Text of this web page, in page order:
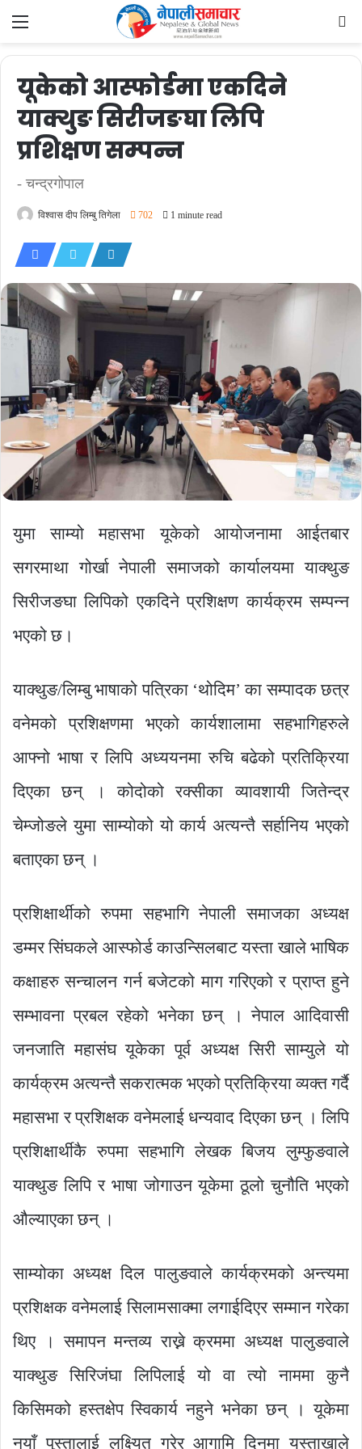
Menu
यूकेको आस्फोर्डमा एकदिने
याक्थुङ सिरीजङघा लिपि
प्रशिक्षण सम्पन्न
- चन्द्रगोपाल
विश्वास दीप लिम्बु तिगेला 702 1 minute read
युमा साम्यो महासभा यूकेको आयोजनामा आईतबार
सगरमाथा गोर्खा नेपाली समाजको कार्यालयमा याक्थुङ
सिरीजङघा लिपिको एकदिने प्रशिक्षण कार्यक्रम सम्पन्न
भएको छ।
याक्थुङ/लिम्बु भाषाको पत्रिका ‘थोदिम’ का सम्पादक छत्र
वनेमको प्रशिक्षणमा भएको कार्यशालामा सहभागिहरुले
आफ्नो भाषा र लिपि अध्ययनमा रुचि बढेको प्रतिक्रिया
दिएका छन् । कोदोको रक्सीका व्यावशायी जितेन्द्र
चेम्जोङले युमा साम्योको यो कार्य अत्यन्तै सर्हानिय भएको
बताएका छन् ।
प्रशिक्षार्थीको रुपमा सहभागि नेपाली समाजका अध्यक्ष
डम्मर सिंघकले आस्फोर्ड काउन्सिलबाट यस्ता खाले भाषिक
कक्षाहरु सन्चालन गर्न बजेटको माग गरिएको र प्राप्त हुने
सम्भावना प्रबल रहेको भनेका छन् । नेपाल आदिवासी
जनजाति महासंघ यूकेका पूर्व अध्यक्ष सिरी साम्युले यो
कार्यक्रम अत्यन्तै सकरात्मक भएको प्रतिक्रिया व्यक्त गर्दै
महासभा र प्रशिक्षक वनेमलाई धन्यवाद दिएका छन् । लिपि
प्रशिक्षार्थीकै रुपमा सहभागि लेखक बिजय लुम्फुङवाले
याक्थुङ लिपि र भाषा जोगाउन यूकेमा ठूलो चुनौति भएको
औल्याएका छन् ।
साम्योका अध्यक्ष दिल पालुङवाले कार्यक्रमको अन्त्यमा
प्रशिक्षक वनेमलाई सिलामसाक्मा लगाईदिएर सम्मान गरेका
थिए । समापन मन्तव्य राख्ने क्रममा अध्यक्ष पालुङवाले
याक्थुङ सिरिजंघा लिपिलाई यो वा त्यो नाममा कुनै
किसिमको हस्तक्षेप स्विकार्य नहुने भनेका छन् । यूकेमा
नयाँ पुस्तालाई लक्ष्यित गरेर आगामि दिनमा यस्ताखाले